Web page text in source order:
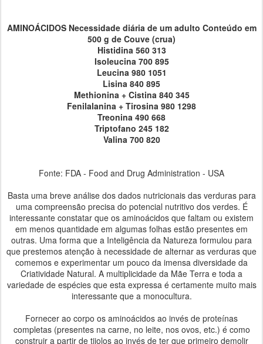
AMINOÁCIDOS Necessidade diária de um adulto Conteúdo em
500 g de Couve (crua)
Histidina 560 313
Isoleucina 700 895
Leucina 980 1051
Lisina 840 895
Methionina + Cistina 840 345
Fenilalanina + Tirosina 980 1298
Treonina 490 668
Triptofano 245 182
Valina 700 820
Fonte: FDA - Food and Drug Administration - USA
Basta uma breve análise dos dados nutricionais das verduras para
uma compreensão precisa do potencial nutritivo dos verdes. É
interessante constatar que os aminoácidos que faltam ou existem
em menos quantidade em algumas folhas estão presentes em
outras. Uma forma que a Inteligência da Natureza formulou para
que prestemos atenção à necessidade de alternar as verduras que
comemos e experimentar um pouco da imensa diversidade da
Criatividade Natural. A multiplicidade da Mãe Terra e toda a
variedade de espécies que esta expressa é certamente muito mais
interessante que a monocultura.
Fornecer ao corpo os aminoácidos ao invés de proteínas
completas (presentes na carne, no leite, nos ovos, etc.) é como
construir a partir de tijolos ao invés de ter que primeiro demolir